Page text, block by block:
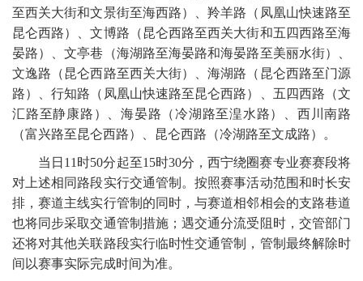
至西关大街和文景街至海西路）、羚羊路（凤凰山快速路至
昆仑西路）、文博路（昆仑西路至西关大街和五四西路至海
晏路）、文亭巷（海湖路至海晏路和海晏路至美丽水街）、
文逸路（昆仑西路至西关大街）、海湖路（昆仑西路至门源
路）、行知路（凤凰山快速路至昆仑西路）、五四西路（文
汇路至静康路）、海晏路（冷湖路至湟水路）、西川南路
（富兴路至昆仑西路）、昆仑西路（冷湖路至文成路）。
当日11时50分起至15时30分，西宁绕圈赛专业赛赛段将
对上述相同路段实行交通管制。按照赛事活动范围和时长安
排，赛道主线实行管制的同时，与赛道相邻相会的支路巷道
也将同步采取交通管制措施；遇交通分流受阻时，交管部门
还将对其他关联路段实行临时性交通管制，管制最终解除时
间以赛事实际完成时间为准。